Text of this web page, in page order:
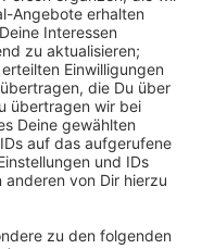
Papptellern